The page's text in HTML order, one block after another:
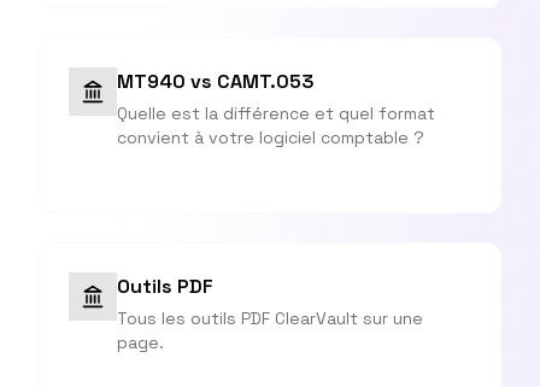
MT940 vs CAMT.053
Quelle est la différence et quel format
convient à votre logiciel comptable ?
Outils PDF
Tous les outils PDF ClearVault sur une
page.